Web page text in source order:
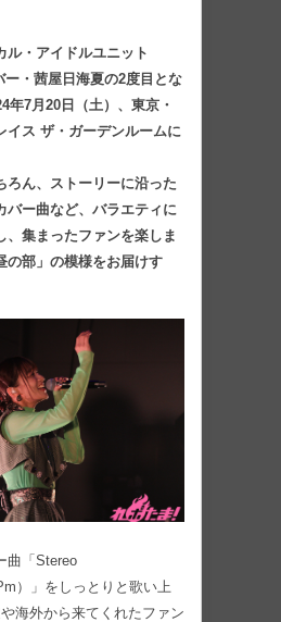
ル・アイドルユニット
・茜屋日海夏の2度目とな
年7月20日（土）、東京・
イス ザ・ガーデンルームに
ろん、ストーリーに沿った
バー曲など、バラエティに
、集まったファンを楽しま
の部」の模様をお届けす
曲「Stereo
）」をしっとりと歌い上
海外から来てくれたファン